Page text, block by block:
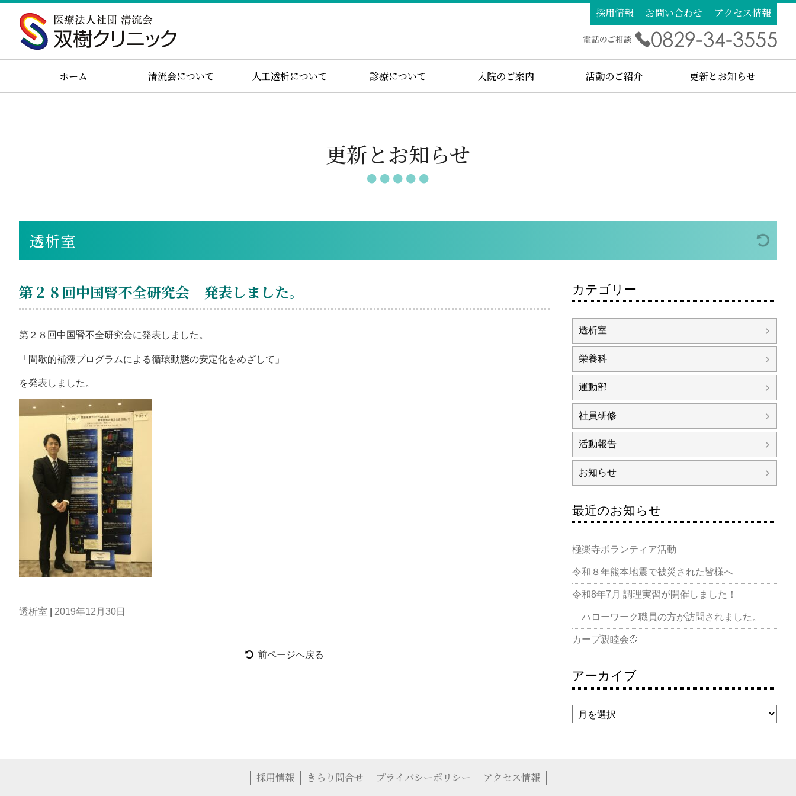
採用情報 お問い合わせ アクセス情報
ホーム 清流会について 人工透析について 診療について 入院のご案内 活動のご紹介 更新とお知らせ
更新とお知らせ
透析室
第２８回中国腎不全研究会 発表しました。
第２８回中国腎不全研究会に発表しました。
「間歇的補液プログラムによる循環動態の安定化をめざして」
を発表しました。
透析室 2019年12月30日
前ページへ戻る
カテゴリー
透析室
栄養科
運動部
社員研修
活動報告
お知らせ
最近のお知らせ
極楽寺ボランティア活動
令和８年熊本地震で被災された皆様へ
令和8年7月 調理実習が開催しました！
ハローワーク職員の方が訪問されました。
カープ親睦会🥎
アーカイブ
採用情報 きらり問合せ プライバシーポリシー アクセス情報